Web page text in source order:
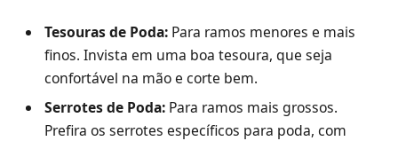
Tesouras de Poda: Para ramos menores e mais
finos. Invista em uma boa tesoura, que seja
confortável na mão e corte bem.
Serrotes de Poda: Para ramos mais grossos.
Prefira os serrotes específicos para poda, com